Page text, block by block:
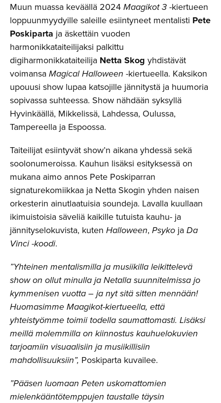
Muun muassa keväällä 2024Maagikot 3-kiertueen
loppuunmyydyille saleille esiintyneet mentalisti Pete
Poskiparta ja äskettäin vuoden
harmonikkataiteilijaksi palkittu
digiharmonikkataiteilija Netta Skog yhdistävät
voimansaMagical Halloween -kiertueella. Kaksikon
upouusi show lupaa katsojille jännitystä ja huumoria
sopivassa suhteessa. Show nähdään syksyllä
Hyvinkäällä, Mikkelissä, Lahdessa, Oulussa,
Tampereella ja Espoossa.
Taiteilijat esiintyvät show’n aikana yhdessä sekä
soolonumeroissa. Kauhun lisäksi esityksessä on
mukana aimo annos Pete Poskiparran
signaturekomiikkaa ja Netta Skogin yhden naisen
orkesterin ainutlaatuisia soundeja. Lavalla kuullaan
ikimuistoisia säveliä kaikille tutuista kauhu- ja
jännityselokuvista, kuten Halloween, Psyko jaDa
Vinci -koodi.
”Yhteinen mentalismilla ja musiikilla leikittelevä
show on ollut minulla ja Netalla suunnitelmissa jo
kymmenisen vuotta – ja nyt sitä sitten mennään!
Huomasimme Maagikot-kiertueella, että
yhteistyömme toimii todella saumattomasti. Lisäksi
meillä molemmilla on kiinnostus kauhuelokuvien
tarjoamiin visuaalisiin ja musiikillisiin
mahdollisuuksiin”, Poskiparta kuvailee.
”Pääsen luomaan Peten uskomattomien
mielenkääntötemppujen taustalle täysin